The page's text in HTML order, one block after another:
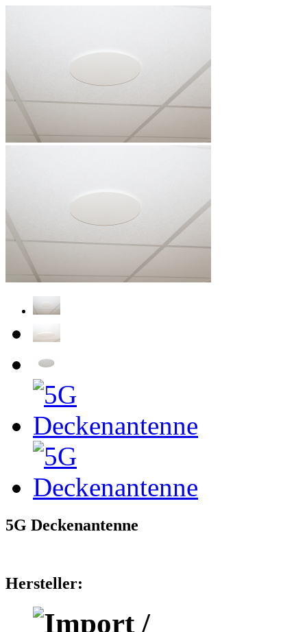
5G Deckenantenne
Hersteller: